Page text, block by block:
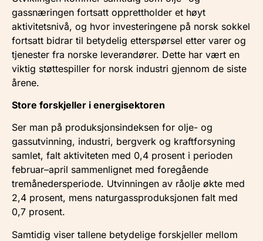
gassnæringen fortsatt opprettholder et høyt
aktivitetsnivå, og hvor investeringene på norsk sokkel
fortsatt bidrar til betydelig etterspørsel etter varer og
tjenester fra norske leverandører. Dette har vært en
viktig støttespiller for norsk industri gjennom de siste
årene.
Store forskjeller i energisektoren
Ser man på produksjonsindeksen for olje- og
gassutvinning, industri, bergverk og kraftforsyning
samlet, falt aktiviteten med 0,4 prosent i perioden
februar–april sammenlignet med foregående
tremånedersperiode. Utvinningen av råolje økte med
2,4 prosent, mens naturgassproduksjonen falt med
0,7 prosent.
Samtidig viser tallene betydelige forskjeller mellom